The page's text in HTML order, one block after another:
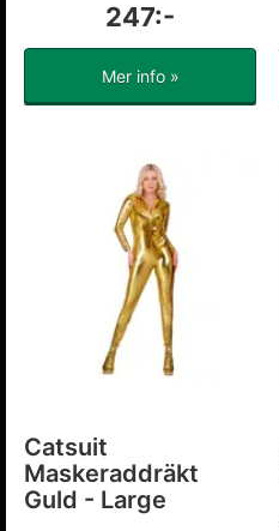
247:-
Mer info »
Catsuit
Maskeraddräkt
Guld - Large